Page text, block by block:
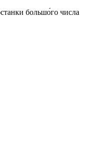
большо́го числа